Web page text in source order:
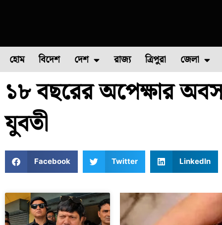
হোম বিদেশ দেশ
ফুল চাষ ফল চাষ মাছ চাষ পোল্ট্রি
রাজ্য ত্রিপুরা জেলা
উত্তর ২৪
১৮ বছরের অপেক্ষার
যুবতী
Facebook Twitter LinkedIn